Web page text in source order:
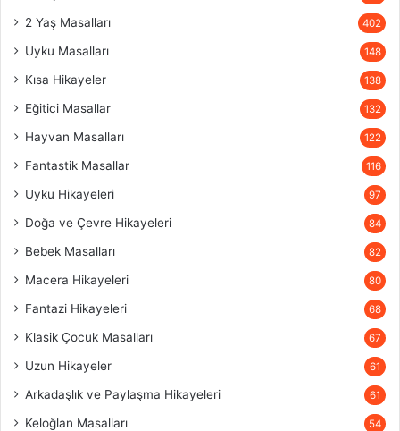
2 Yaş Masalları 402
Uyku Masalları 148
Kısa Hikayeler 138
Eğitici Masallar 132
Hayvan Masalları 122
Fantastik Masallar 116
Uyku Hikayeleri 97
Doğa ve Çevre Hikayeleri 84
Bebek Masalları 82
Macera Hikayeleri 80
Fantazi Hikayeleri 68
Klasik Çocuk Masalları 67
Uzun Hikayeler 61
Arkadaşlık ve Paylaşma Hikayeleri 61
Keloğlan Masalları 54